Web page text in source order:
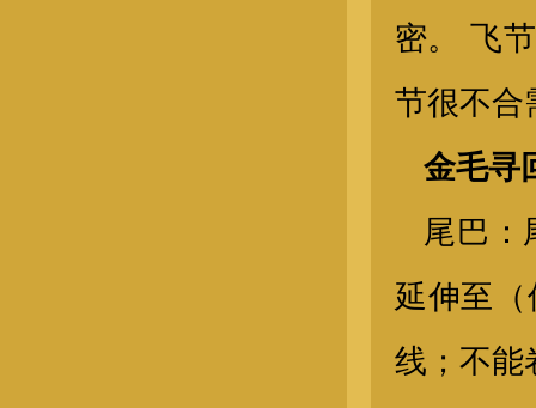
密。 飞
节很不合
金毛寻
尾巴：
延伸至
线；不能